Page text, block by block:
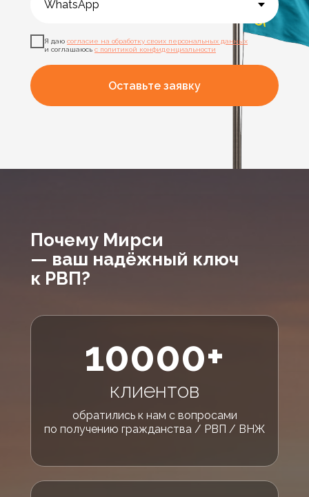
Я даю согласие на обработку своих персональных данных
и соглашаюсь с политикой конфиденциальности
Оставьте заявку
10000+
обратились к нам с вопросами
по получению гражданства / РВП / ВНЖ
клиентов
Почему Мирси
— ваш надёжный ключ
к РВП?